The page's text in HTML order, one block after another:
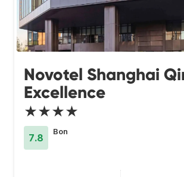
Novotel Shanghai
Excellence
★★★★
7.8
Bon